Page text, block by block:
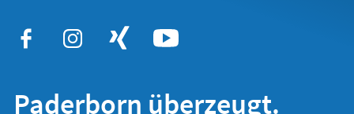
Paderborn überzeugt.